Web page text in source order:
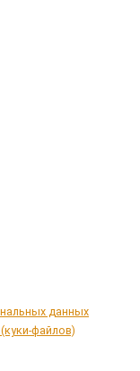
данных
файлов)